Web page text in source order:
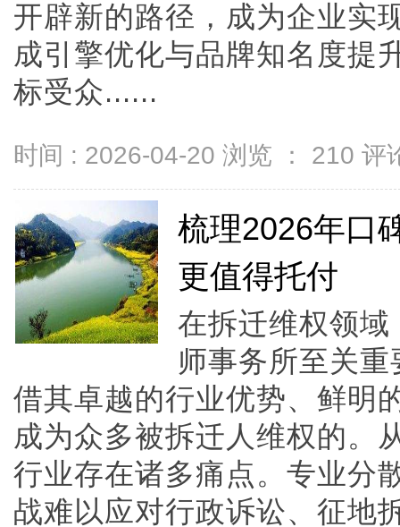
开辟新的路径，成为企业实
成引擎优化与品牌知名度提
标受众......
时间 : 2026-04-20 浏览 ： 210 评
梳理2026年口
更值得托付
在拆迁维权领
师事务所至关
借其卓越的行业优势、鲜明
成为众多被拆迁人维权的。
行业存在诸多痛点。专业分
战难以应对行政诉讼、征地